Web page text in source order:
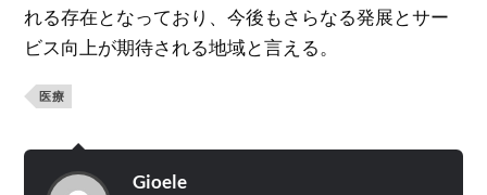
れる存在となっており、今後もさらなる発展とサー
ビス向上が期待される地域と言える。
医療
Gioele